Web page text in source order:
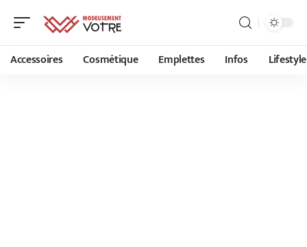
Accessoires Cosmétique Emplettes Infos Lifestyle